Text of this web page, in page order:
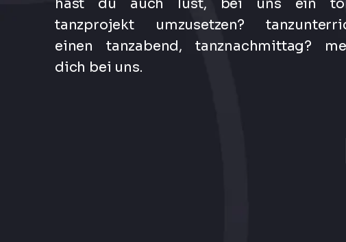
hast du auch lust, bei uns ein
tanzprojekt umzusetzen?
einen tanzabend, tanznachmittag?
dich bei uns.